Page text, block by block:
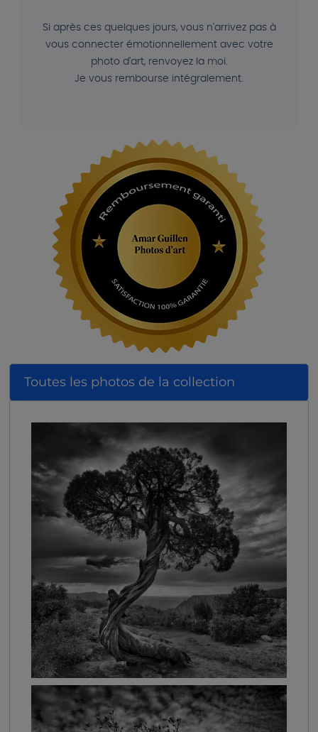
Si après ces quelques jours, vous n'arrivez pas à
vous connecter émotionnellement avec votre
photo d'art, renvoyez la moi.
Je vous rembourse intégralement.
Toutes les photos de la collection